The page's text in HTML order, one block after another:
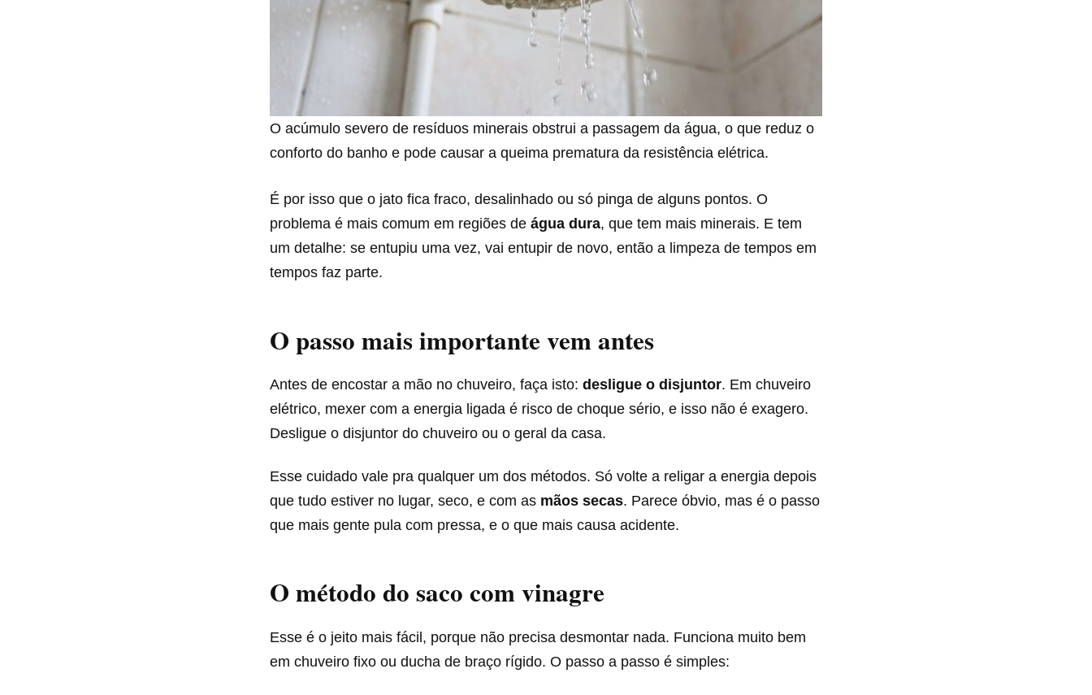
O acúmulo severo de resíduos minerais obstrui a passagem da água, o que reduz o
conforto do banho e pode causar a queima prematura da resistência elétrica.
É por isso que o jato fica fraco, desalinhado ou só pinga de alguns pontos. O
problema é mais comum em regiões de água dura, que tem mais minerais. E tem
um detalhe: se entupiu uma vez, vai entupir de novo, então a limpeza de tempos em
tempos faz parte.
O passo mais importante vem antes
Antes de encostar a mão no chuveiro, faça isto: desligue o disjuntor. Em chuveiro
elétrico, mexer com a energia ligada é risco de choque sério, e isso não é exagero.
Desligue o disjuntor do chuveiro ou o geral da casa.
Esse cuidado vale pra qualquer um dos métodos. Só volte a religar a energia depois
que tudo estiver no lugar, seco, e com as mãos secas. Parece óbvio, mas é o passo
que mais gente pula com pressa, e o que mais causa acidente.
O método do saco com vinagre
Esse é o jeito mais fácil, porque não precisa desmontar nada. Funciona muito bem
em chuveiro fixo ou ducha de braço rígido. O passo a passo é simples: